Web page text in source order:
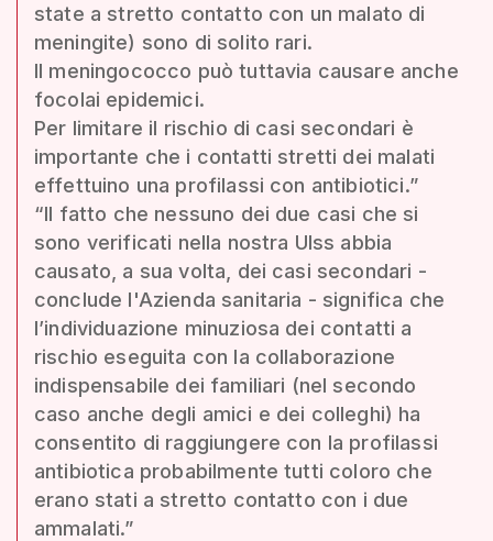
state a stretto contatto con un malato di
meningite) sono di solito rari.
Il meningococco può tuttavia causare anche
focolai epidemici.
Per limitare il rischio di casi secondari è
importante che i contatti stretti dei malati
effettuino una profilassi con antibiotici.”
“Il fatto che nessuno dei due casi che si
sono verificati nella nostra Ulss abbia
causato, a sua volta, dei casi secondari -
conclude l'Azienda sanitaria - significa che
l’individuazione minuziosa dei contatti a
rischio eseguita con la collaborazione
indispensabile dei familiari (nel secondo
caso anche degli amici e dei colleghi) ha
consentito di raggiungere con la profilassi
antibiotica probabilmente tutti coloro che
erano stati a stretto contatto con i due
ammalati.”